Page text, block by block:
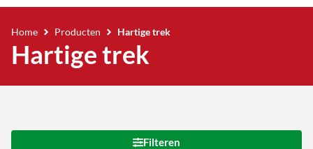
Home Producten Hartige trek
Hartige trek
Filteren